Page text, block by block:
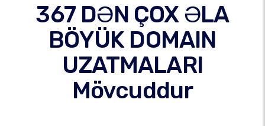
367 DƏN ÇOX ƏLA
BÖYÜK DOMAIN
UZATMALARI
Mövcuddur